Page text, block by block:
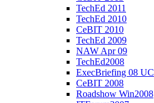
TechEd 2011
TechEd 2010
CeBIT 2010
TechEd 2009
NAW Apr 09
TechEd2008
ExecBriefing 08 UC
CeBIT 2008
Roadshow Win2008